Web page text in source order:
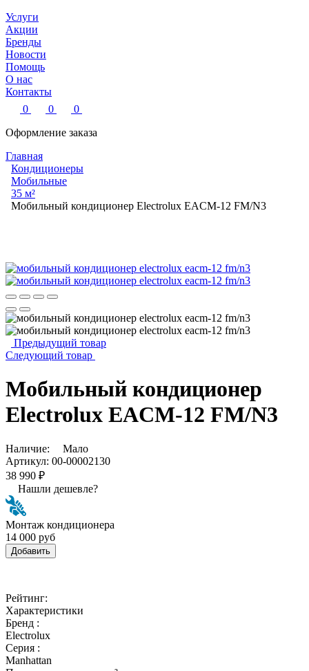
Услуги
Акции
Бренды
Новости
Помощь
О нас
Контакты
0
0
0
Оформление заказа
Главная
Кондиционеры
Мобильные
35 м²
Мобильный кондиционер Electrolux EACM-12 FM/N3
Предыдущий товар
Следующий товар
Мобильный кондиционер
Electrolux EACM-12 FM/N3
Наличие:
Мало
Артикул: 00-00002130
38 990 ₽
Нашли дешевле?
Монтаж кондиционера
14 000 руб
Добавить
Рейтинг:
Характеристики
Бренд :
Electrolux
Серия :
Manhattan